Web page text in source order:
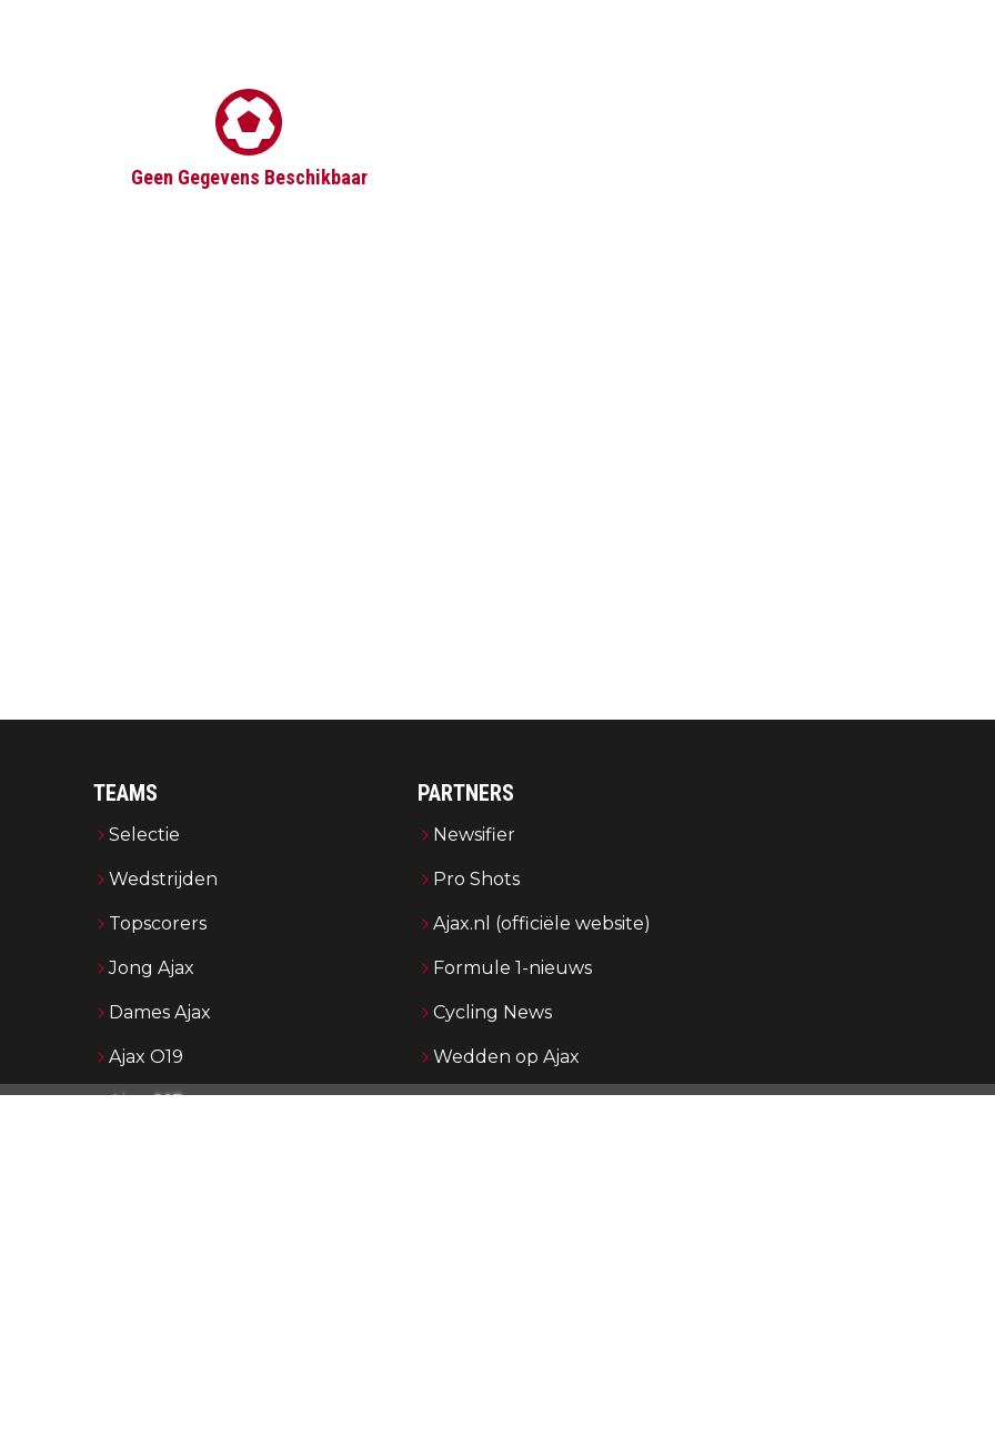
Geen Gegevens Beschikbaar
TEAMS
Selectie
Wedstrijden
Topscorers
Jong Ajax
Dames Ajax
Ajax O19
Ajax O17
PARTNERS
Newsifier
Pro Shots
Ajax.nl (officiële website)
Formule 1-nieuws
Cycling News
Wedden op Ajax